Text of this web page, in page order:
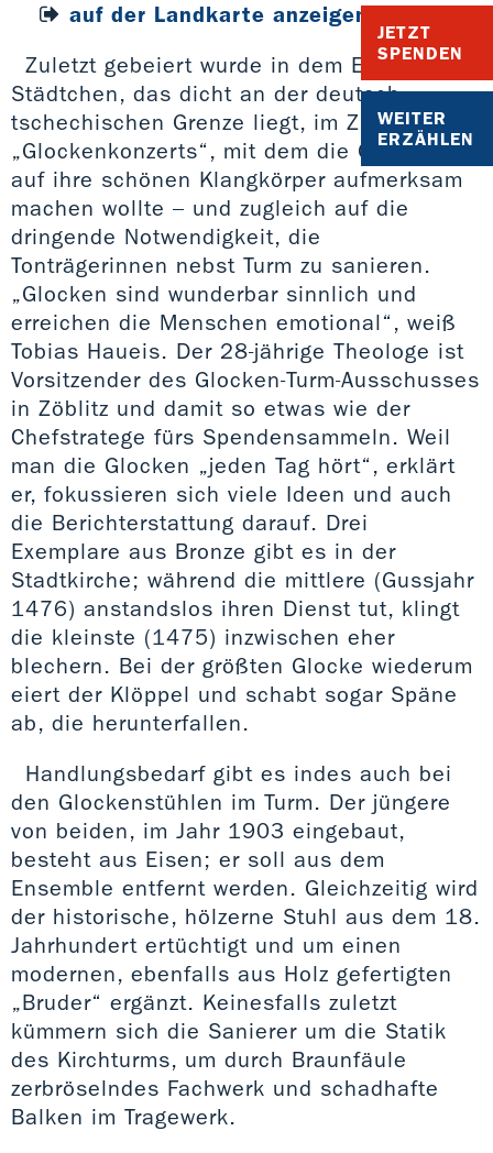
JETZT
SPENDEN
WEITER
ERZÄHLEN
auf der Landkarte anzeigen
Zuletzt gebeiert wurde in dem Erzgebirge-
Städtchen, das dicht an der deutsch-
tschechischen Grenze liegt, im Zuge eines
„Glockenkonzerts“, mit dem die Gemeinde
auf ihre schönen Klangkörper aufmerksam
machen wollte – und zugleich auf die
dringende Notwendigkeit, die
Tonträgerinnen nebst Turm zu sanieren.
„Glocken sind wunderbar sinnlich und
erreichen die Menschen emotional“, weiß
Tobias Haueis. Der 28-jährige Theologe ist
Vorsitzender des Glocken-Turm-Ausschusses
in Zöblitz und damit so etwas wie der
Chefstratege fürs Spendensammeln. Weil
man die Glocken „jeden Tag hört“, erklärt
er, fokussieren sich viele Ideen und auch
die Berichterstattung darauf. Drei
Exemplare aus Bronze gibt es in der
Stadtkirche; während die mittlere (Gussjahr
1476) anstandslos ihren Dienst tut, klingt
die kleinste (1475) inzwischen eher
blechern. Bei der größten Glocke wiederum
eiert der Klöppel und schabt sogar Späne
ab, die herunterfallen.
Handlungsbedarf gibt es indes auch bei
den Glockenstühlen im Turm. Der jüngere
von beiden, im Jahr 1903 eingebaut,
besteht aus Eisen; er soll aus dem
Ensemble entfernt werden. Gleichzeitig wird
der historische, hölzerne Stuhl aus dem 18.
Jahrhundert ertüchtigt und um einen
modernen, ebenfalls aus Holz gefertigten
„Bruder“ ergänzt. Keinesfalls zuletzt
kümmern sich die Sanierer um die Statik
des Kirchturms, um durch Braunfäule
zerbröselndes Fachwerk und schadhafte
Balken im Tragewerk.